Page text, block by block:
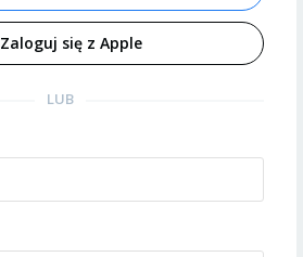
Zaloguj się z Apple
LUB